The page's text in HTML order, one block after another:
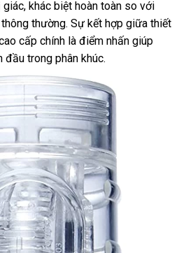
khác biệt hoàn toàn so với
thường. Sự kết hợp giữa thiết
cấp chính là điểm nhấn giúp
đầu trong phân khúc.